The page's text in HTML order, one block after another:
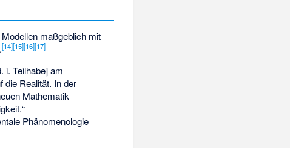
maßgeblich mit
[14][15][16][17]
i. Teilhabe] am
die Realität. In der
Mathematik
Phänomenologie